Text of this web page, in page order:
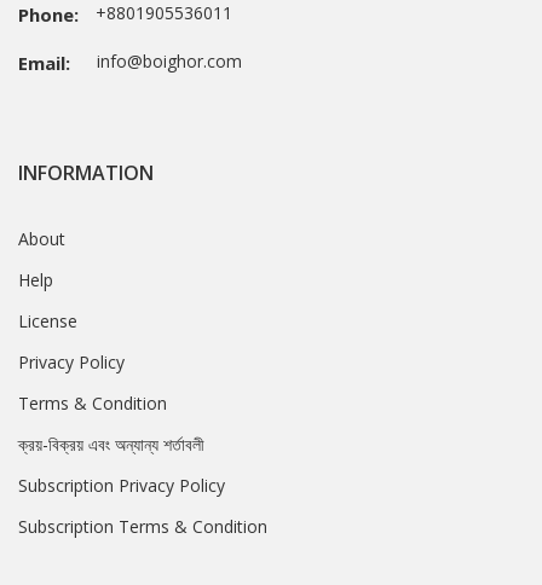
Phone: +8801905536011
Email: info@boighor.com
INFORMATION
About
Help
License
Privacy Policy
Terms & Condition
ক্রয়-বিক্রয় এবং অন্যান্য শর্তাবলী
Subscription Privacy Policy
Subscription Terms & Condition